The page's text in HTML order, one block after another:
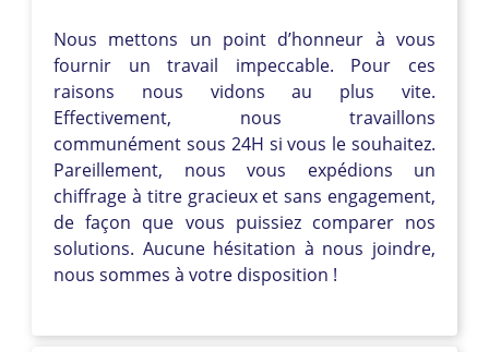
Nous mettons un point d’honneur à vous
fournir un travail impeccable. Pour ces
raisons nous vidons au plus vite.
Effectivement, nous travaillons
communément sous 24H si vous le souhaitez.
Pareillement, nous vous expédions un
chiffrage à titre gracieux et sans engagement,
de façon que vous puissiez comparer nos
solutions. Aucune hésitation à nous joindre,
nous sommes à votre disposition !